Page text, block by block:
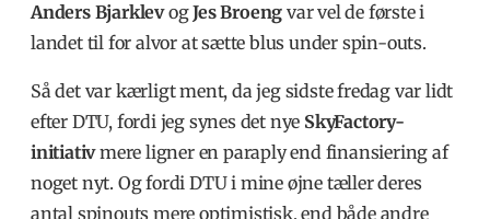
Anders BjarklevogJes Broeng var vel de første i
landet til for alvor at sætte blus under spin-outs.
Så det var kærligt ment, da jeg sidste fredag var lidt
efter DTU, fordi jeg synes det nye SkyFactory-
initiativmere ligner en paraply end finansiering af
noget nyt. Og fordi DTU i mine øjne tæller deres
antal spinouts mere optimistisk, end både andre